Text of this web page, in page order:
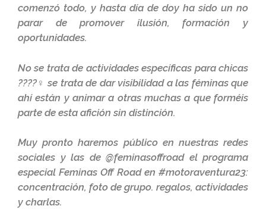
comenzó todo, y hasta día de doy ha sido un no
parar de promover ilusión, formación y
oportunidades.
No se trata de actividades específicas para chicas
????♀ se trata de dar visibilidad a las féminas que
ahí están y animar a otras muchas a que forméis
parte de esta afición sin distinción.
Muy pronto haremos público en nuestras redes
sociales y las de @feminasoffroad el programa
especial Feminas Off Road en #motoraventura23:
concentración, foto de grupo. regalos, actividades
y charlas.